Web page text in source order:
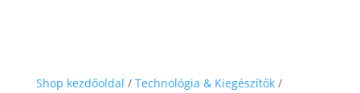
Shop kezdőoldal / Technológia & Kiegészítők/